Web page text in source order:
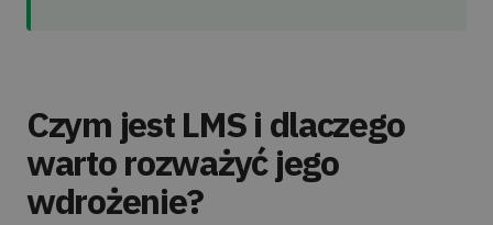
Czym jest LMS i dlaczego
warto rozważyć jego
wdrożenie?